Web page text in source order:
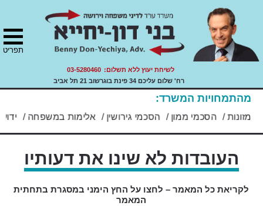
בני דון יחייא
משפחה, ירושה ועזבונות.
לשיחת יעוץ ללא תשלום: 03-5280460
רח' שלום עליכם 34 פינת בוגרשוב 21 תל אביב
מהתמחויות המשרד:
הסכמי ממון/ הסכמי גירושין/ אלימות במשפחה/ ידועים בציבור
העובדות לא שינו את דעותיו
לקריאת כל המאמר – לחצו על החץ הימני במסגרת בתחתית
המאמר
תפריט